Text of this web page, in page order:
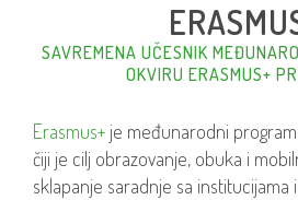
SAVREMENA UČESNIK
OKVIRU ERASMUS+
Erasmus+ je međunarodni
čiji je cilj obrazovanje, obuka i
sklapanje saradnje sa institucijama